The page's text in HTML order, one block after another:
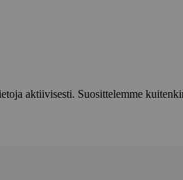
aktiivisesti. Suosittelemme